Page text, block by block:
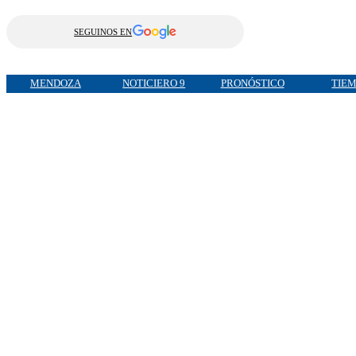
SEGUINOS EN
MENDOZA NOTICIERO 9 PRONÓSTICO